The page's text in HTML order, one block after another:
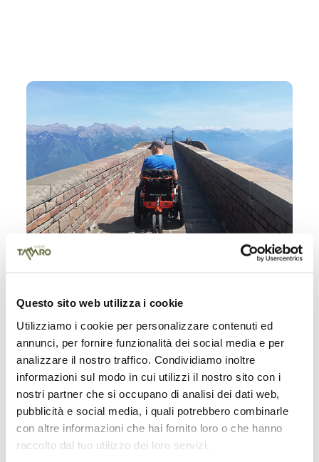
Questo sito web utilizza i cookie
Utilizziamo i cookie per personalizzare contenuti ed
annunci, per fornire funzionalità dei social media e per
analizzare il nostro traffico. Condividiamo inoltre
informazioni sul modo in cui utilizzi il nostro sito con i
nostri partner che si occupano di analisi dei dati web,
pubblicità e social media, i quali potrebbero combinarle
con altre informazioni che hai fornito loro o che hanno
raccolto dal tuo utilizzo dei loro servizi.
Frais de location
Demi-journée CHF 10.00
Journée entière CHF 15.00
Le paiement de la location s’effectue le jour de
la location à la caisse de la station de départ de
la télécabine. Le fauteuil roulant vous sera
remis à la station d’arrivée de l’Alpe Foppa.
Guide rapide et conditions d’utilisation